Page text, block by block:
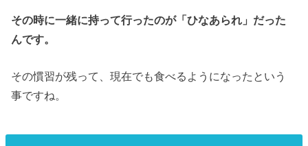
その時に一緒に持って行ったのが「ひなあられ」だった
んです。
その慣習が残って、現在でも食べるようになったという
事ですね。